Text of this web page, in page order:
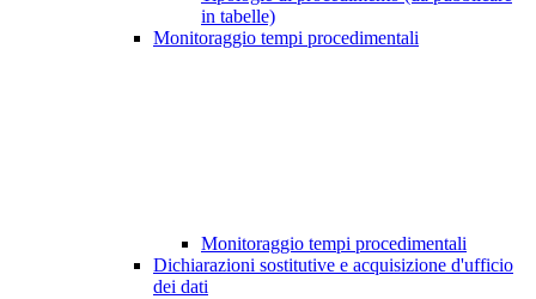
in tabelle)
Monitoraggio tempi procedimentali
Monitoraggio tempi procedimentali
Dichiarazioni sostitutive e acquisizione d'ufficio
dei dati